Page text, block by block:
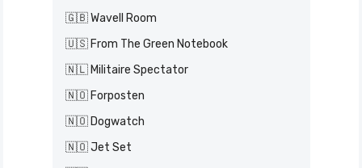
🇬🇧 Wavell Room
🇺🇸 From The Green Notebook
🇳🇱 Militaire Spectator
🇳🇴 Forposten
🇳🇴 Dogwatch
🇳🇴 Jet Set